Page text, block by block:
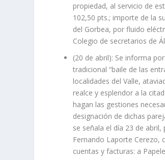
propiedad, al servicio de
102,50 pts.; importe de la
del Gorbea, por fluido
Colegio de secretarios de
(20 de abril): Se informa
tradicional “baile de las
localidades del Valle,
realce y esplendor a la
hagan las gestiones
designación de dichas
se señala el día 23 de
Fernando Laporte Cerezo,
cuentas y facturas: a